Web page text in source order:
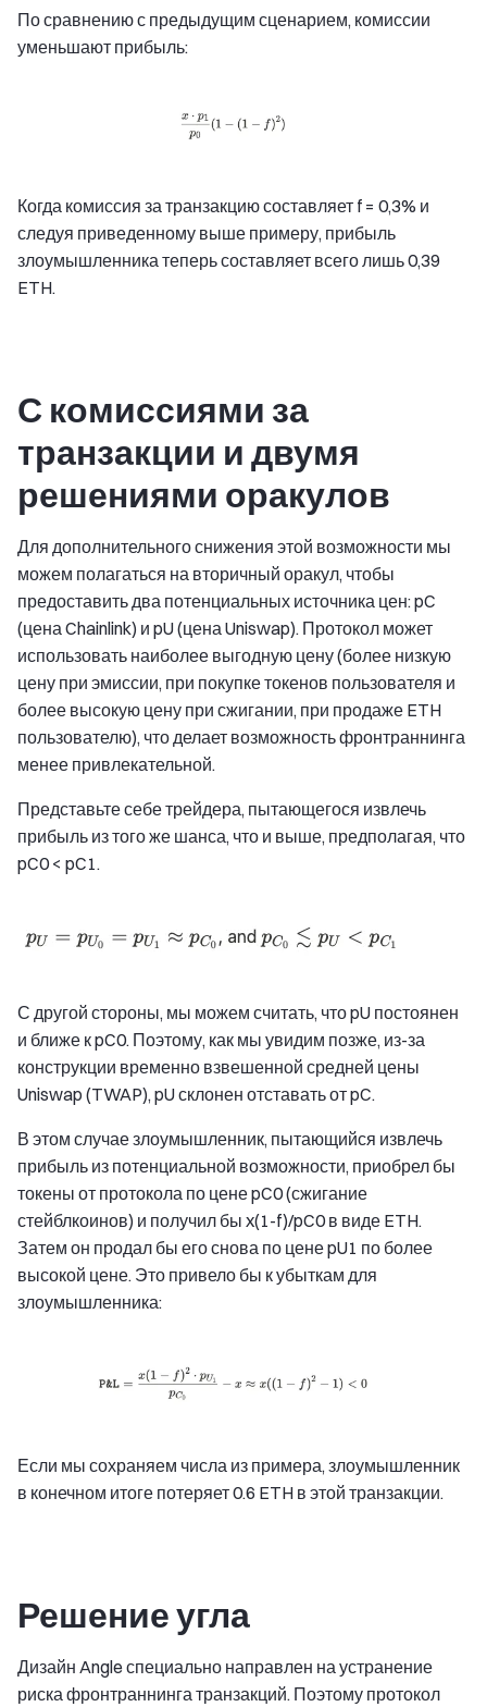
По сравнению с предыдущим сценарием, комиссии
уменьшают прибыль:
Когда комиссия за транзакцию составляет f = 0,3% и
следуя приведенному выше примеру, прибыль
злоумышленника теперь составляет всего лишь 0,39
ETH.
С комиссиями за
транзакции и двумя
решениями оракулов
Для дополнительного снижения этой возможности мы
можем полагаться на вторичный оракул, чтобы
предоставить два потенциальных источника цен: pC
(цена Chainlink) и pU (цена Uniswap). Протокол может
использовать наиболее выгодную цену (более низкую
цену при эмиссии, при покупке токенов пользователя и
более высокую цену при сжигании, при продаже ETH
пользователю), что делает возможность фронтраннинга
менее привлекательной.
Представьте себе трейдера, пытающегося извлечь
прибыль из того же шанса, что и выше, предполагая, что
pC0 < pC1.
С другой стороны, мы можем считать, что pU постоянен
и ближе к pC0. Поэтому, как мы увидим позже, из-за
конструкции временно взвешенной средней цены
Uniswap (TWAP), pU склонен отставать от pC.
В этом случае злоумышленник, пытающийся извлечь
прибыль из потенциальной возможности, приобрел бы
токены от протокола по цене pC0 (сжигание
стейблкоинов) и получил бы x(1-f)/pC0 в виде ETH.
Затем он продал бы его снова по цене pU1 по более
высокой цене. Это привело бы к убыткам для
злоумышленника:
Если мы сохраняем числа из примера, злоумышленник
в конечном итоге потеряет 0.6 ETH в этой транзакции.
Решение угла
Дизайн Angle специально направлен на устранение
риска фронтраннинга транзакций. Поэтому протокол